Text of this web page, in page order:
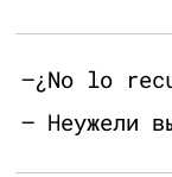
—¿No lo
– Неужели